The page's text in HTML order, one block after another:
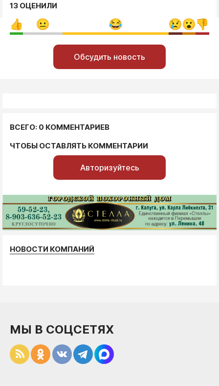
13 ОЦЕНИЛИ
Обсудить новость
ВСЕГО: 0 КОММЕНТАРИЕВ
ЧТОБЫ ОСТАВЛЯТЬ КОММЕНТАРИИ
Авторизуйтесь
НОВОСТИ КОМПАНИЙ
МЫ В СОЦСЕТЯХ